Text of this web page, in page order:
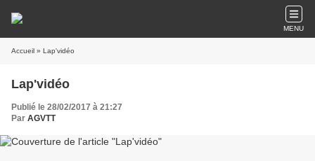
MENU
Accueil » Lap'vidéo
Lap'vidéo
Publié le 28/02/2017 à 21:27
Par AGVTT